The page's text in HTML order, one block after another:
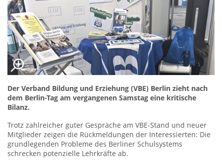
Der Verband Bildung und Erziehung (VBE) Berlin zieht nach
dem Berlin-Tag am vergangenen Samstag eine kritische
Bilanz.
Trotz zahlreicher guter Gespräche am VBE-Stand und neuer
Mitglieder zeigen die Rückmeldungen der Interessierten: Die
grundlegenden Probleme des Berliner Schulsystems
schrecken potenzielle Lehrkräfte ab.